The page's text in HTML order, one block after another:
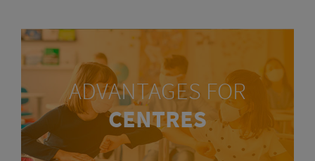
ADVANTAGES FOR
CENTRES